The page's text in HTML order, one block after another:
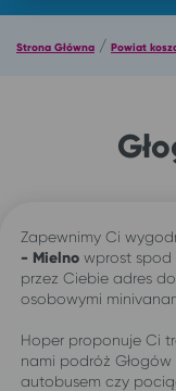
Strona Główna / Powiat
Zapewnimy Ci
- Mielno wprost spod
przez Ciebie adres
osobowymi
Hoper proponuje Ci
nami podróż
autobusem czy